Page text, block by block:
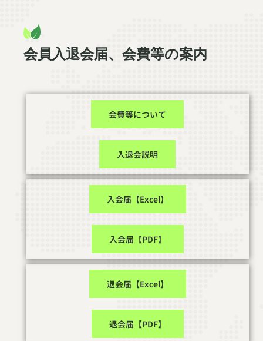
会員入退会届、会費等の案内
会費等について
入退会説明
入会届【Excel】
入会届【PDF】
退会届【Excel】
退会届【PDF】